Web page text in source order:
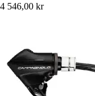
4 546,00 kr